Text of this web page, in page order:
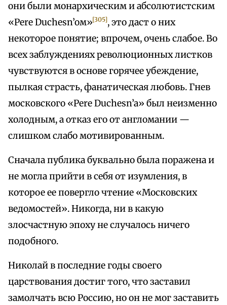
они были монархическим и абсолютистским
«Реrе Duchesn’oм»[305], это даст о них
некоторое понятие; впрочем, очень слабое. Во
всех заблуждениях революционных листков
чувствуются в основе горячее убеждение,
пылкая страсть, фанатическая любовь. Гнев
московского «Реrе Duchesn’a» был неизменно
холодным, а отказ его от англомании —
слишком слабо мотивированным.
Сначала публика буквально была поражена и
не могла прийти в себя от изумления, в
которое ее повергло чтение «Московских
ведомостей». Никогда, ни в какую
злосчастную эпоху не случалось ничего
подобного.
Николай в последние годы своего
царствования достиг того, что заставил
замолчать всю Россию, но он не мог заставить